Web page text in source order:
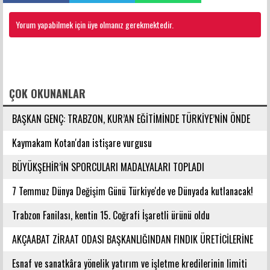
Yorum yapabilmek için üye olmanız gerekmektedir.
ÇOK OKUNANLAR
BAŞKAN GENÇ: TRABZON, KUR’AN EĞİTİMİNDE TÜRKİYE’NİN ÖNDE
GELEN ŞEHİRLERİNDENDİR
Kaymakam Kotan'dan istişare vurgusu
BÜYÜKŞEHİR’İN SPORCULARI MADALYALARI TOPLADI
7 Temmuz Dünya Değişim Günü Türkiye'de ve Dünyada kutlanacak!
Trabzon Fanilası, kentin 15. Coğrafi İşaretli ürünü oldu
AKÇAABAT ZİRAAT ODASI BAŞKANLIĞINDAN FINDIK ÜRETİCİLERİNE
AĞUSTOS AYI İÇİN UYARI!
Esnaf ve sanatkâra yönelik yatırım ve işletme kredilerinin limiti